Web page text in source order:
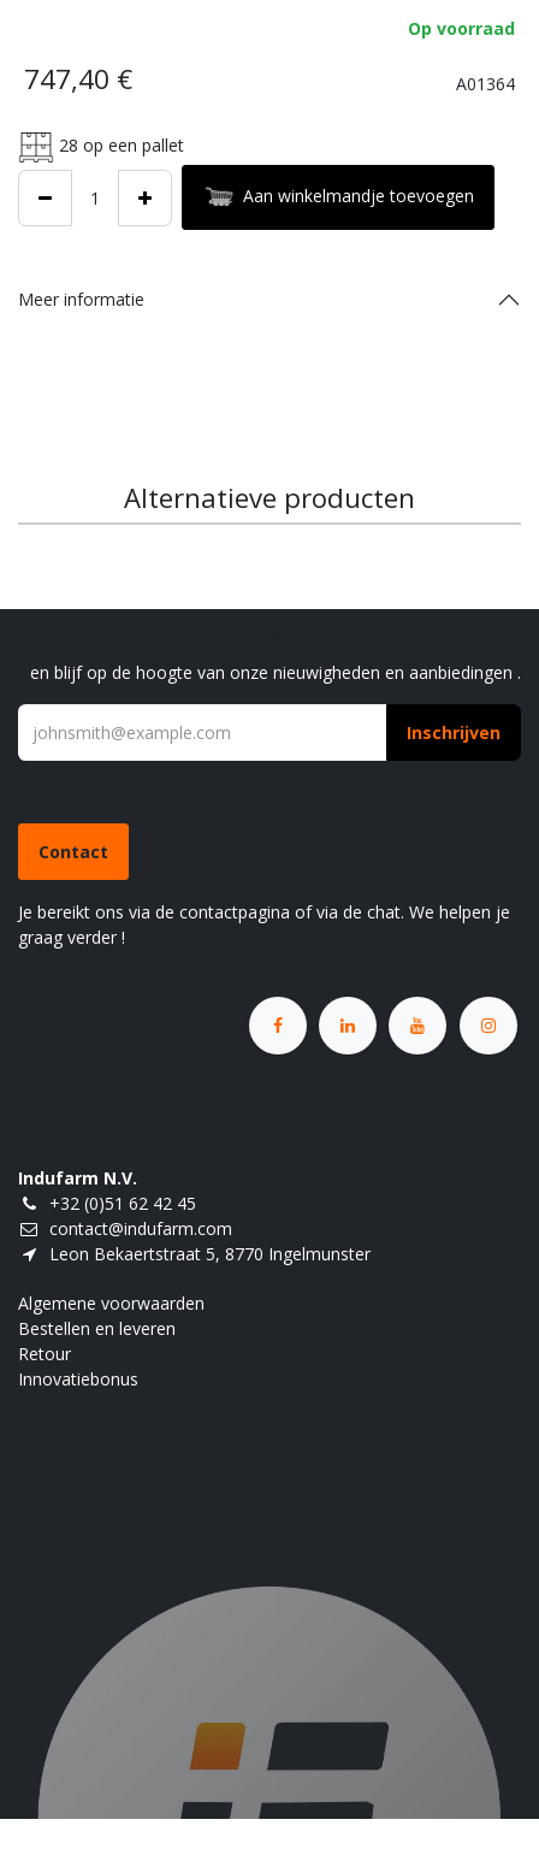
Op voorraad
747,40 € A01364
28 op een pallet
Aan winkelmandje toevoegen
Meer informatie
Alternatieve producten
en blijf op de hoogte van onze nieuwigheden en aanbiedingen .
Inschrijven
Contact
Je bereikt ons via de contactpagina of via de chat. We helpen je
graag verder !
Indufarm N.V.
+32 (0)51 62 42 45
contact@indufarm.com
Leon Bekaertstraat 5, 8770 Ingelmunster
Algemene voorwaarden
Bestellen en leveren
Retour
Innovatiebonus